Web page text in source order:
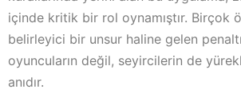
içinde kritik bir rol oynamıştır. Birçok
belirleyici bir unsur haline gelen
oyuncuların değil, seyircilerin de
anıdır.